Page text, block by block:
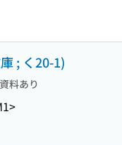
; く20-1)
料あり